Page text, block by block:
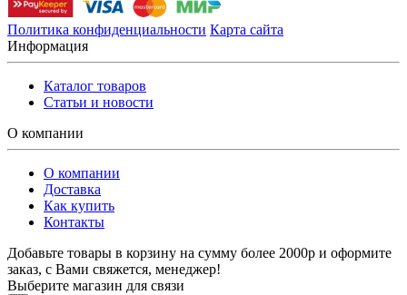
Политика конфиденциальности Карта сайта
Информация
Каталог товаров
Статьи и новости
О компании
О компании
Доставка
Как купить
Контакты
Добавьте товары в корзину на сумму более 2000р и оформите
заказ, с Вами свяжется, менеджер!
Выберите магазин для связи